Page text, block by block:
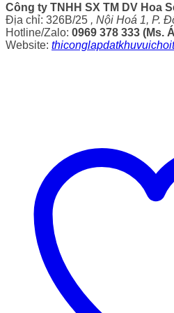
Công ty TNHH SX TM DV Hoa
Địa chỉ: 326B/25 , Nội Hoá 1, P.
Hotline/Zalo: 0969 378 333 (Ms.
Website: